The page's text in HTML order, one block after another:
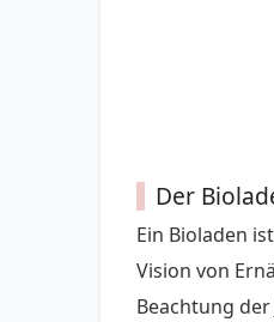
Der
Ein Bioladen
Vision von
Beachtung